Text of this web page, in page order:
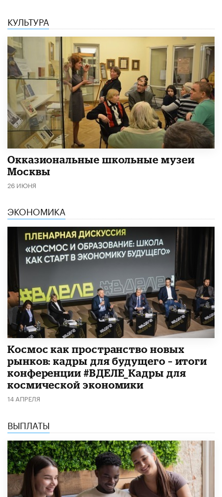
КУЛЬТУРА
​Окказиональные школьные музеи
Москвы
26 ИЮНЯ
ЭКОНОМИКА
Космос как пространство новых
рынков: кадры для будущего – итоги
конференции #ВДЕЛЕ_Кадры для
космической экономики
14 АПРЕЛЯ
ВЫПЛАТЫ